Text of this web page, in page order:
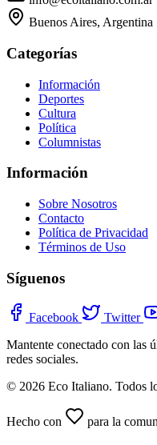
Buenos Aires, Argentina
Categorías
Información
Deportes
Cultura
Política
Columnistas
Información
Sobre Nosotros
Contacto
Política de Privacidad
Términos de Uso
Síguenos
Facebook Twitter
Mantente conectado con las
redes sociales.
© 2026 Eco Italiano. Todos
Hecho con para la